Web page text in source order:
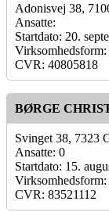
Adonisvej 38,
Ansatte:
Startdato: 20.
CVR: 40805818
BØRGE
Svinget 38, 7323
Ansatte: 0
Startdato: 15.
CVR: 83521112